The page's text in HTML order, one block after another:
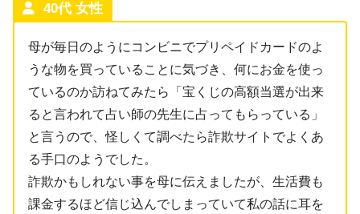
40代 女性
母が毎日のようにコンビニでプリペイドカードのよ
うな物を買っていることに気づき、何にお金を使っ
ているのか訪ねてみたら「宝くじの高額当選が出来
ると言われて占い師の先生に占ってもらっている」
と言うので、怪しくて調べたら詐欺サイトでよくあ
る手口のようでした。
詐欺かもしれない事を母に伝えましたが、生活費も
課金するほど信じ込んでしまっていて私の話に耳を